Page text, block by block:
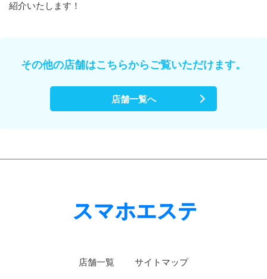
紹介いたします！
その他の店舗はこちらからご覧いただけます。
店舗一覧へ
店舗一覧 サイトマップ